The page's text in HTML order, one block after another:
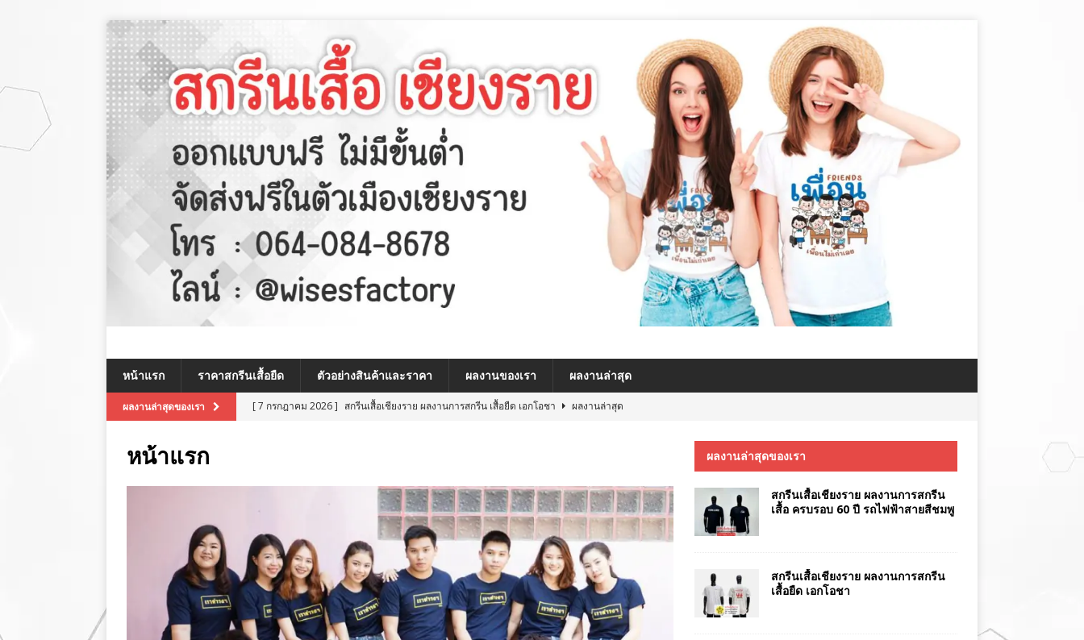
หน้าแรก ราคาสกรีนเสื้อยืด ตัวอย่างสินค้าและราคา ผลงานของเรา ผลงานล่าสุด
ผลงานล่าสุดของเรา [ 7 กรกฎาคม 2026 ] สกรีนเสื้อเชียงราย ผลงานการสกรีน เสื้อยืด เอกโอชา
ผลงานล่าสุด
ผลงานล่าสุด
สกรีนเสื้อเชียงราย ผลงานการสกรีน เสื้อ MARKINN”S
ผลงานล่าสุด
[ 8 กรกฎาคม 2026 ]
สกรีนเสื้อเชียงราย ผลงานการสกรีนเสื้อ ครบรอบ 60 ปี รถไฟฟ้าสายสีชมพู
ผลงานล่าสุด
หน้าแรก ผลงานล่าสุดของเรา
สกรีนเสื้อเชียงราย ผลงานการสกรีน
เสื้อ ครบรอบ 60 ปี รถไฟฟ้าสายสีชมพู
สกรีนเสื้อเชียงราย ผลงานการสกรีน
เสื้อยืด เอกโอชา